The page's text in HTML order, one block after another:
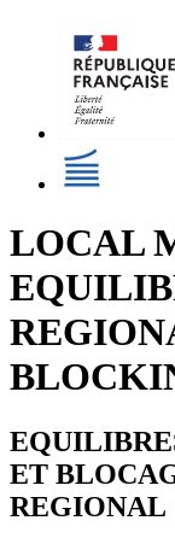
LOCAL
ET
REGIONAL